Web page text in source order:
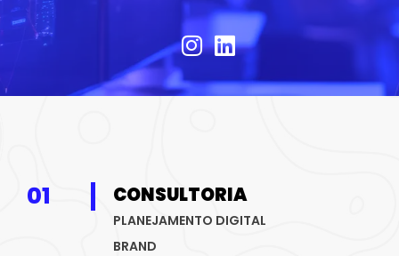
01 CONSULTORIA
PLANEJAMENTO DIGITAL
BRAND